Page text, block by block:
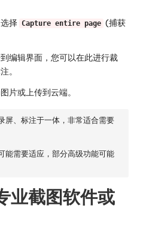
择 Capture entire page (捕获
编辑界面，您可以在此进行裁
。
片或上传到云端。
屏、标注于一体，非常适合需要
能需要适应，部分高级功能可能
业截图软件或